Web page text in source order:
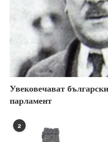
Увековечават
парламент
2